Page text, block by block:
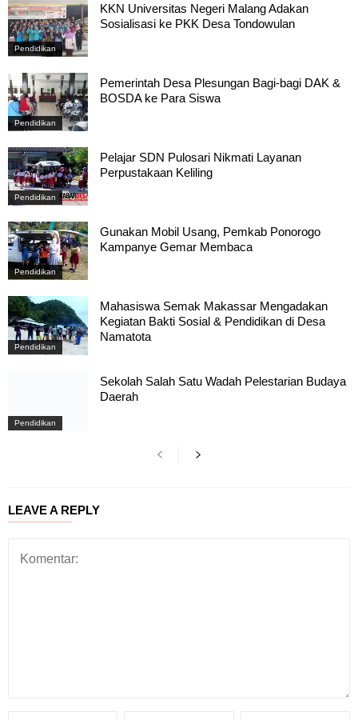
Pendidikan
KKN Universitas Negeri Malang Adakan
Sosialisasi ke PKK Desa Tondowulan
Pendidikan
Pemerintah Desa Plesungan Bagi-bagi DAK &
BOSDA ke Para Siswa
Pendidikan
Pelajar SDN Pulosari Nikmati Layanan
Perpustakaan Keliling
Pendidikan
Gunakan Mobil Usang, Pemkab Ponorogo
Kampanye Gemar Membaca
Pendidikan
Mahasiswa Semak Makassar Mengadakan
Kegiatan Bakti Sosial & Pendidikan di Desa
Namatota
Pendidikan
Sekolah Salah Satu Wadah Pelestarian Budaya
Daerah
LEAVE A REPLY